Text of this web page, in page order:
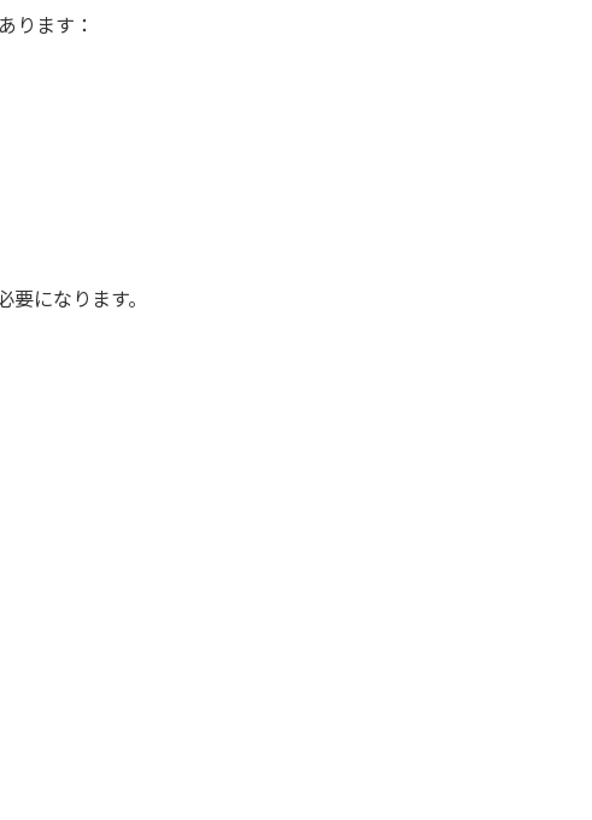
ります：
になります。